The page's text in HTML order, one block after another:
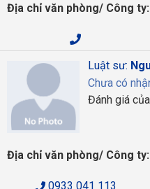
Địa chỉ văn phòng/ Công ty:
Luật sư:
Chưa có
Đánh giá
Địa chỉ văn phòng/ Công ty:
0933 041 113